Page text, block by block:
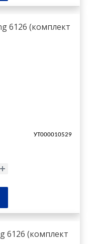
6126 (комплект
УТ000010529
6126 (комплект